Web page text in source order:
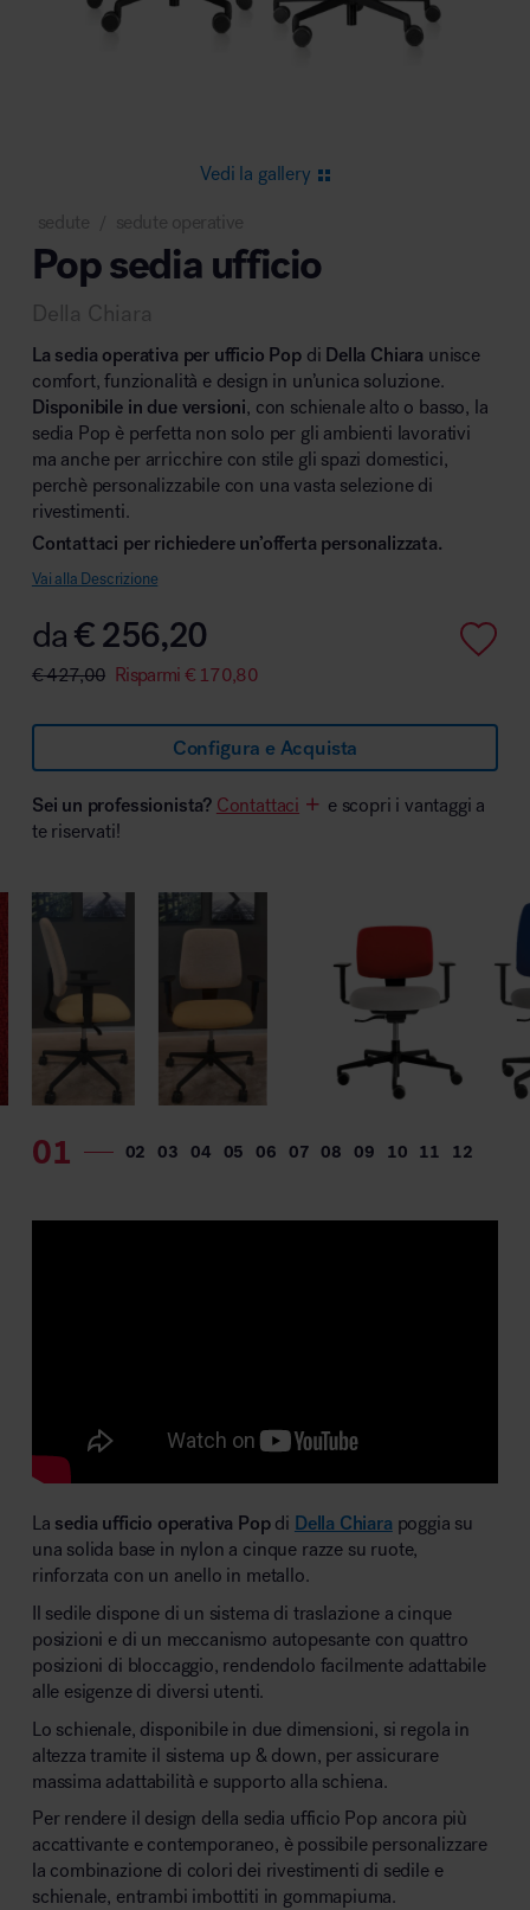
Area lounge e attesa
Area outdoor
Area hospitality
MillerKnoll
Vedi la gallery
sedute sedute operative
Pop sedia ufficio
Della Chiara
La sedia operativa per ufficio Popdi Della Chiara unisce
comfort, funzionalità e design in un’unica soluzione.
Disponibile in due versioni, con schienale alto o basso, la
sedia Pop è perfetta non solo per gli ambienti lavorativi
ma anche per arricchire con stile gli spazi domestici,
perchè personalizzabile con una vasta selezione di
rivestimenti.
Contattaci per richiedere un’offerta personalizzata.
Vai alla Descrizione
da€256,20
€427,00 Risparmi €170,80
Configura e Acquista
Sei un professionista? Contattaci
e scopri i vantaggi a
te riservati!
La sedia ufficio operativa Popdi Della Chiarapoggia su
una solida base in nylon a cinque razze su ruote,
rinforzata con un anello in metallo.
Il sedile dispone di un sistema di traslazione a cinque
posizioni e di un meccanismo autopesante con quattro
posizioni di bloccaggio, rendendolo facilmente adattabile
alle esigenze di diversi utenti.
Lo schienale, disponibile in due dimensioni, si regola in
altezza tramite il sistema up & down, per assicurare
massima adattabilità e supporto alla schiena.
Per rendere il design della sedia ufficio Pop ancora più
accattivante e contemporaneo, è possibile personalizzare
la combinazione di colori dei rivestimenti di sedile e
schienale, entrambi imbottiti in gommapiuma.